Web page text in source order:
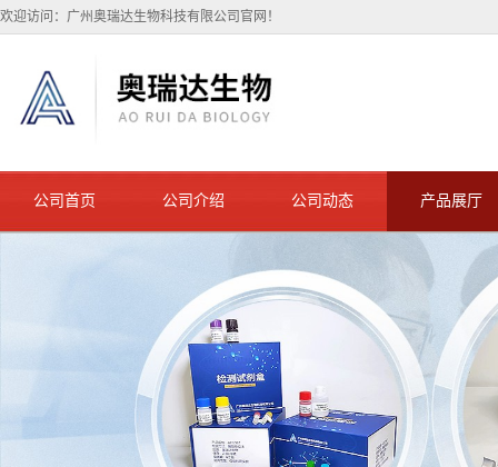
欢迎访问：广州奥瑞达生物科技有限公司官网！
公司首页 公司介绍 公司动态 产品展厅